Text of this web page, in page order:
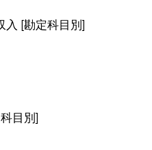
入 [勘定科目別]
目別]